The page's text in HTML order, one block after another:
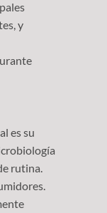
y
es su
rutina.